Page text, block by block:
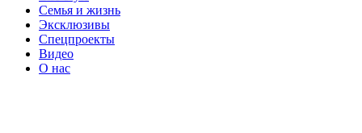
Семья и жизнь
Эксклюзивы
Спецпроекты
Видео
О нас